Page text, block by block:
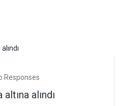
Responses
alındı